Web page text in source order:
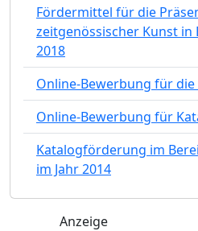
Fördermittel für die
zeitgenössischer Kunst in
2018
Online-Bewerbung für
Online-Bewerbung für
Katalogförderung im
im Jahr 2014
Anzeige